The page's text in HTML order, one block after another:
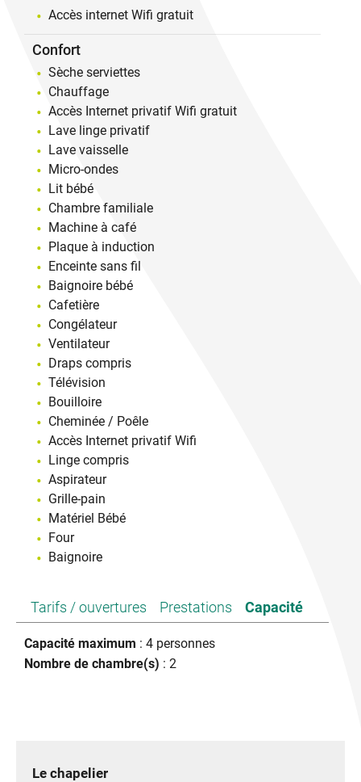
Accès internet Wifi gratuit
Confort
Sèche serviettes
Chauffage
Accès Internet privatif Wifi gratuit
Lave linge privatif
Lave vaisselle
Micro-ondes
Lit bébé
Chambre familiale
Machine à café
Plaque à induction
Enceinte sans fil
Baignoire bébé
Cafetière
Congélateur
Ventilateur
Draps compris
Télévision
Bouilloire
Cheminée / Poêle
Accès Internet privatif Wifi
Linge compris
Aspirateur
Grille-pain
Matériel Bébé
Four
Baignoire
Tarifs / ouvertures Prestations Capacité
Capacité maximum : 4 personnes
Nombre de chambre(s) : 2
Le chapelier